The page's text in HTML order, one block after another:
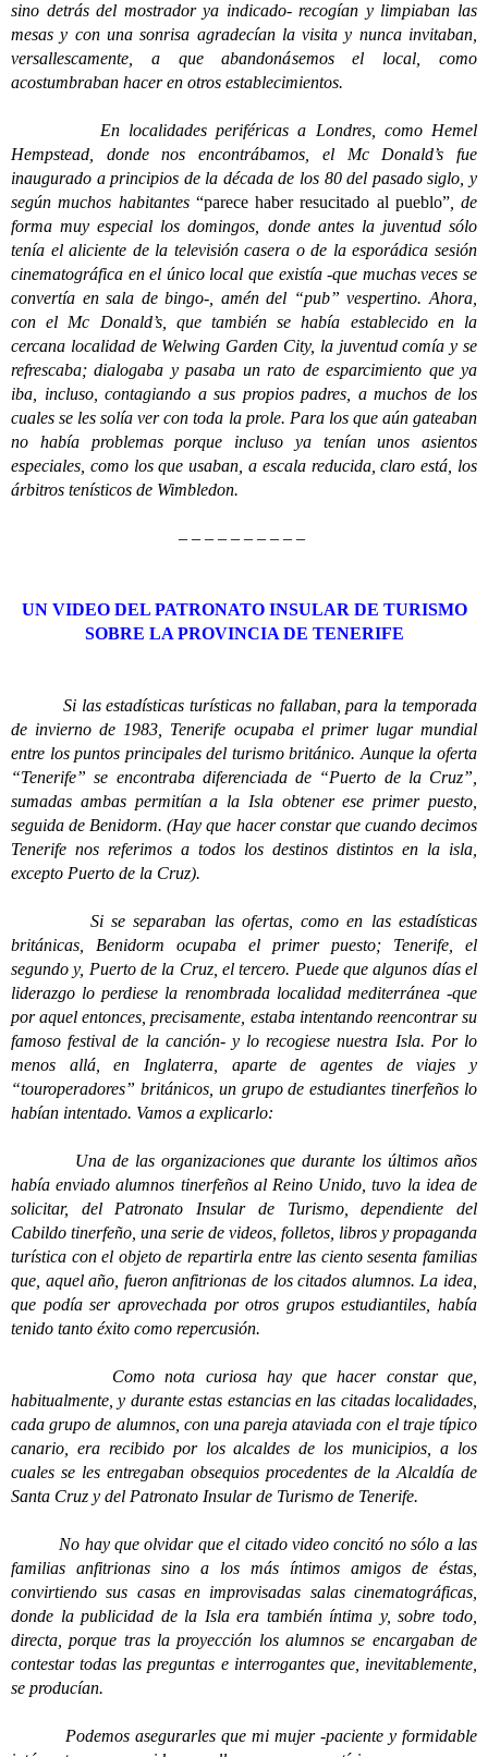
sino detrás del mostrador ya indicado- recogían y limpiaban las
mesas y con una sonrisa agradecían la visita y nunca invitaban,
versallescamente, a que abandonásemos el local, como
acostumbraban hacer en otros establecimientos.
En localidades periféricas a Londres, como Hemel
Hempstead, donde nos encontrábamos, el Mc Donald’s fue
inaugurado a principios de la década de los 80 del pasado siglo, y
según muchos habitantes “parece haber resucitado al pueblo”, de
forma muy especial los domingos, donde antes la juventud sólo
tenía el aliciente de la televisión casera o de la esporádica sesión
cinematográfica en el único local que existía -que muchas veces se
convertía en sala de bingo-, amén del “pub” vespertino. Ahora,
con el Mc Donald’s, que también se había establecido en la
cercana localidad de Welwing Garden City, la juventud comía y se
refrescaba; dialogaba y pasaba un rato de esparcimiento que ya
iba, incluso, contagiando a sus propios padres, a muchos de los
cuales se les solía ver con toda la prole. Para los que aún gateaban
no había problemas porque incluso ya tenían unos asientos
especiales, como los que usaban, a escala reducida, claro está, los
árbitros tenísticos de Wimbledon.
– – – – – – – – – –
UN VIDEO DEL PATRONATO INSULAR DE TURISMO
SOBRE LA PROVINCIA DE TENERIFE
Si las estadísticas turísticas no fallaban, para la temporada
de invierno de 1983, Tenerife ocupaba el primer lugar mundial
entre los puntos principales del turismo británico. Aunque la oferta
“Tenerife” se encontraba diferenciada de “Puerto de la Cruz”,
sumadas ambas permitían a la Isla obtener ese primer puesto,
seguida de Benidorm. (Hay que hacer constar que cuando decimos
Tenerife nos referimos a todos los destinos distintos en la isla,
excepto Puerto de la Cruz).
Si se separaban las ofertas, como en las estadísticas
británicas, Benidorm ocupaba el primer puesto; Tenerife, el
segundo y, Puerto de la Cruz, el tercero. Puede que algunos días el
liderazgo lo perdiese la renombrada localidad mediterránea -que
por aquel entonces, precisamente, estaba intentando reencontrar su
famoso festival de la canción- y lo recogiese nuestra Isla. Por lo
menos allá, en Inglaterra, aparte de agentes de viajes y
“touroperadores” británicos, un grupo de estudiantes tinerfeños lo
habían intentado. Vamos a explicarlo:
Una de las organizaciones que durante los últimos años
había enviado alumnos tinerfeños al Reino Unido, tuvo la idea de
solicitar, del Patronato Insular de Turismo, dependiente del
Cabildo tinerfeño, una serie de videos, folletos, libros y propaganda
turística con el objeto de repartirla entre las ciento sesenta familias
que, aquel año, fueron anfitrionas de los citados alumnos. La idea,
que podía ser aprovechada por otros grupos estudiantiles, había
tenido tanto éxito como repercusión.
Como nota curiosa hay que hacer constar que,
habitualmente, y durante estas estancias en las citadas localidades,
cada grupo de alumnos, con una pareja ataviada con el traje típico
canario, era recibido por los alcaldes de los municipios, a los
cuales se les entregaban obsequios procedentes de la Alcaldía de
Santa Cruz y del Patronato Insular de Turismo de Tenerife.
No hay que olvidar que el citado video concitó no sólo a las
familias anfitrionas sino a los más íntimos amigos de éstas,
convirtiendo sus casas en improvisadas salas cinematográficas,
donde la publicidad de la Isla era también íntima y, sobre todo,
directa, porque tras la proyección los alumnos se encargaban de
contestar todas las preguntas e interrogantes que, inevitablemente,
se producían.
Podemos asegurarles que mi mujer -paciente y formidable